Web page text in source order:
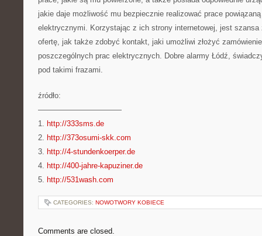
jakie daje możliwość mu bezpiecznie realizować prace
elektrycznymi. Korzystając z ich strony internetowej, jest szansa
ofertę, jak także zdobyć kontakt, jaki umożliwi złożyć
poszczególnych prac elektrycznych. Dobre alarmy Łódź,
pod takimi frazami.
źródło:
———————————
1. http://333sms.de
2. http://373osumi-skk.com
3. http://4-stundenkoerper.de
4. http://400-jahre-kapuziner.de
5. http://531wash.com
CATEGORIES: NOWOTWORY KOBIECE
Comments are closed.